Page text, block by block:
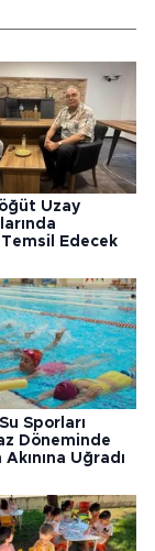
Uzay
Edecek
Sporları
Döneminde
Akınına Uğradı